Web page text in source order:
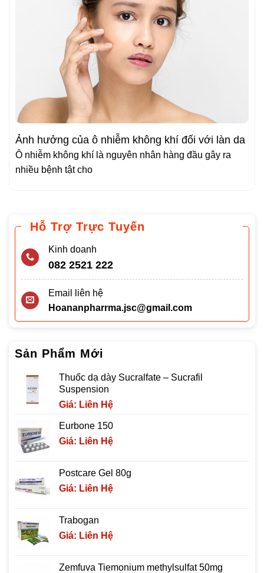
Ảnh hưởng của ô nhiễm không khí đối với làn da
Ô nhiễm không khí là nguyên nhân hàng đầu gây ra
nhiều bệnh tật cho
Hỗ Trợ Trực Tuyến
Kinh doanh
082 2521 222
Email liên hệ
Hoananpharrma.jsc@gmail.com
Sản Phẩm Mới
Thuốc dạ dày Sucralfate – Sucrafil
Suspension
Giá: Liên Hệ
Eurbone 150
Giá: Liên Hệ
Postcare Gel 80g
Giá: Liên Hệ
Trabogan
Giá: Liên Hệ
Zemfuva Tiemonium methylsulfat 50mg